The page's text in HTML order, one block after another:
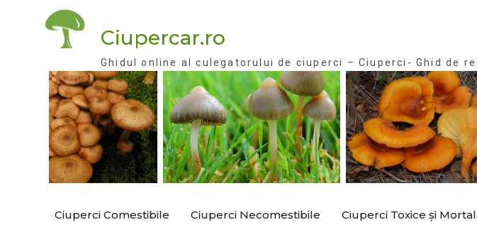
Ciupercar.ro
Ghidul online al culegatorului de ciuperci – Ciuperci- Ghid de
Ciuperci Comestibile Ciuperci Necomestibile Ciuperci Toxice și